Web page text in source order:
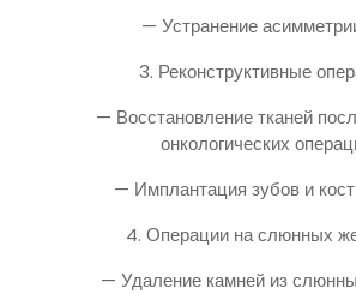
— Устранение
3. Реконструктивные
— Восстановление тканей
онкологических
— Имплантация зубов и
4. Операции на слюнных
— Удаление камней из